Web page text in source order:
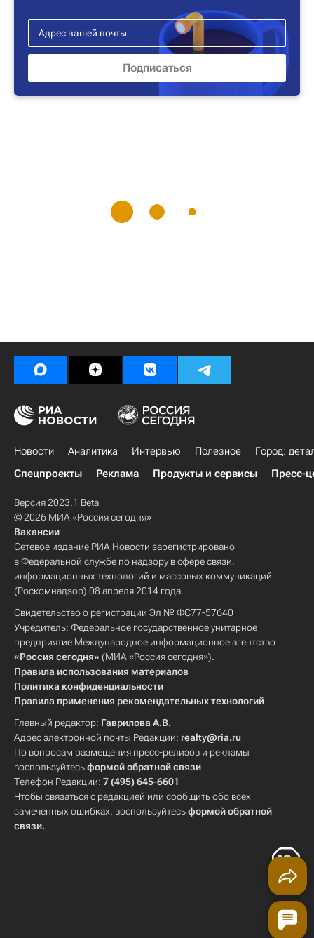
Новости Аналитика Интервью Полезное
Город:
Спецпроекты
Реклама Продукты и сервисы Пресс-
Версия 2023.1 Beta
© 2026 МИА «Россия сегодня»
Вакансии
Сетевое издание РИА Новости зарегистрировано
в Федеральной службе по надзору в сфере связи,
информационных технологий и массовых коммуникаций
(Роскомнадзор) 08 апреля 2014 года.
Свидетельство о регистрации Эл № ФС77-57640
Учредитель: Федеральное государственное унитарное
предприятие Международное информационное агентство
«Россия сегодня» (МИА «Россия сегодня»).
Правила использования материалов
Политика конфиденциальности
Правила применения рекомендательных технологий
Главный редактор: Гаврилова А.В.
Адрес электронной почты Редакции: realty@ria.ru
По вопросам размещения пресс-релизов и рекламы
воспользуйтесьформой обратной связи
Телефон Редакции: 7 (495) 645-6601
Чтобы связаться с редакцией или сообщить обо всех
замеченных ошибках, воспользуйтесьформой обратной
связи.